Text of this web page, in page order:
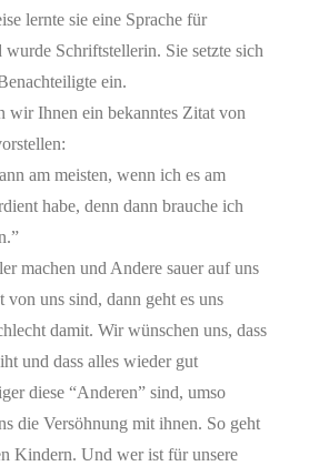
lernte sie eine Sprache für
wurde Schriftstellerin. Sie setzte sich
ein.
wir Ihnen ein bekanntes Zitat von
am meisten, wenn ich es am
habe, denn dann brauche ich
machen und Andere sauer auf uns
von uns sind, dann geht es uns
damit. Wir wünschen uns, dass
und dass alles wieder gut
diese “Anderen” sind, umso
die Versöhnung mit ihnen. So geht
Kindern. Und wer ist für unsere